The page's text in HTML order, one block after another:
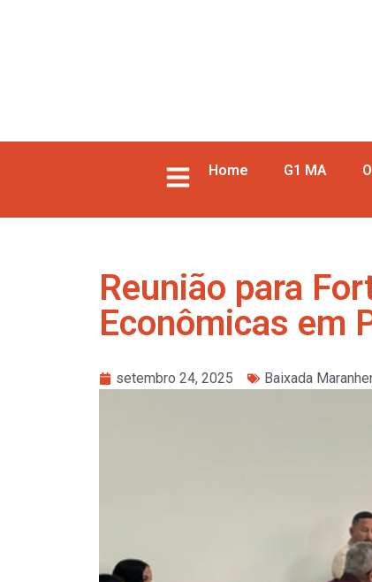
Home G1 MA
Reunião para
Econômicas em
setembro 24, 2025 Baixada